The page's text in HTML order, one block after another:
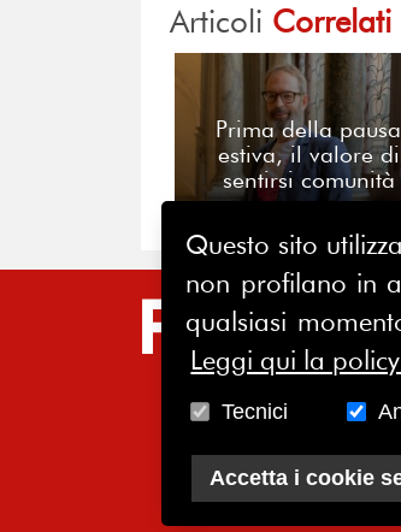
Articoli Correlati
Prima della pausa
estiva, il valore di
sentirsi comunità
Questo sito
non profilano in
qualsiasi
Leggi qui la
Tecnici
Accetta i cookie